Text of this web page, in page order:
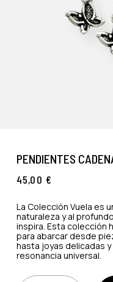
PENDIENTES
45,00€
La Colección Vuela es
naturaleza y al
inspira. Esta colección
para abarcar desde
hasta joyas delicadas
resonancia universal.